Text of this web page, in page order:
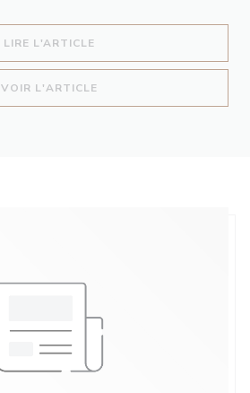
LIRE L'ARTICLE
VOIR L'ARTICLE((OUVRE UNE NOUVELLE